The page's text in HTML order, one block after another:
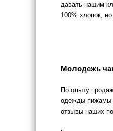
давать нашим
100% хлопок,
Молодежь
По опыту
одежды пижамы
отзывы наших